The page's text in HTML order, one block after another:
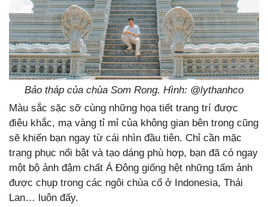
Bảo tháp của chùa Som Rong. Hình: @lythanhco
Màu sắc sặc sỡ cùng những họa tiết trang trí được
điêu khắc, mạ vàng tỉ mỉ của không gian bên trong cũng
sẽ khiến bạn ngay từ cái nhìn đầu tiên. Chỉ cần mặc
trang phục nổi bật và tạo dáng phù hợp, bạn đã có ngay
một bộ ảnh đậm chất Á Đông giống hệt những tấm ảnh
được chụp trong các ngôi chùa cổ ở Indonesia, Thái
Lan… luôn đấy.